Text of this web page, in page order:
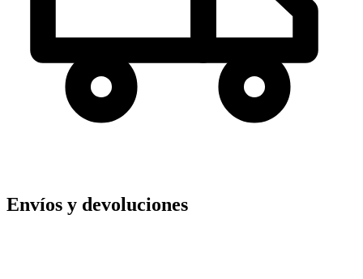
Envíos y devoluciones